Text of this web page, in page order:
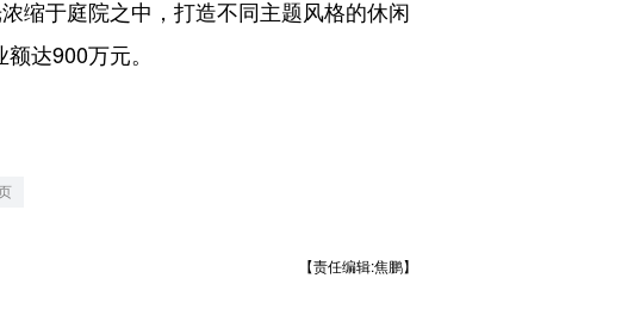
缩于庭院之中，打造不同主题风格的休闲
达900万元。
【责任编辑:焦鹏】